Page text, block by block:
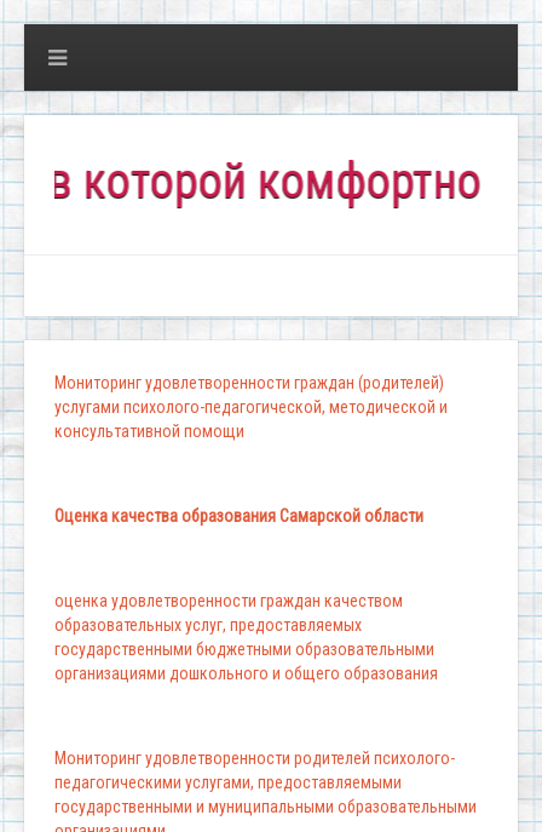
комфортно всем!"
Мониторинг удовлетворенности граждан (родителей)
услугами психолого-педагогической, методической и
консультативной помощи
Оценка качества образования Самарской области
оценка удовлетворенности граждан качеством
образовательных услуг, предоставляемых
государственными бюджетными образовательными
организациями дошкольного и общего образования
Мониторинг удовлетворенности родителей психолого-
педагогическими услугами, предоставляемыми
государственными и муниципальными образовательными